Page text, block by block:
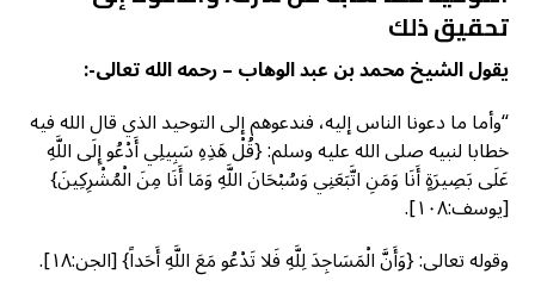
تحقيق ذلك
يقول الشيخ محمد بن عبد الوهاب – رحمه الله تعالى-:
“وأما ما دعونا الناس إليه، فندعوهم إلى التوحيد الذي قال الله فيه
خطابا لنبيه صلى الله عليه وسلم: {قُلْ هَذِهِ سَبِيلِي أَدْعُو إِلَى اللَّهِ
عَلَى بَصِيرَةٍ أَنَا وَمَنِ اتَّبَعَنِي وَسُبْحَانَ اللَّهِ وَمَا أَنَا مِنَ الْمُشْرِكِينَ}
[يوسف:١٠٨].
وقوله تعالى: {وَأَنَّ الْمَسَاجِدَ لِلَّهِ فَلا تَدْعُو مَعَ اللَّهِ أَحَداً} [الجن:١٨].